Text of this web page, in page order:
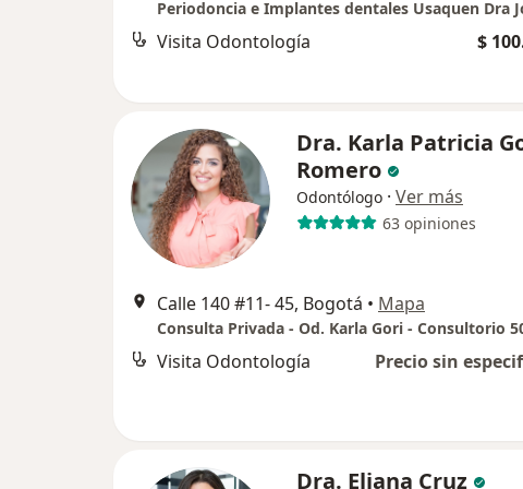
Visita Odontología $
Dra. Karla Patricia
Romero
Odontólogo · Ver más
63 opiniones
Calle 140 #11- 45, Bogotá • Mapa
Consulta Privada - Od. Karla Gori - Consultorio
Visita Odontología Precio sin
Dra. Eliana Cruz